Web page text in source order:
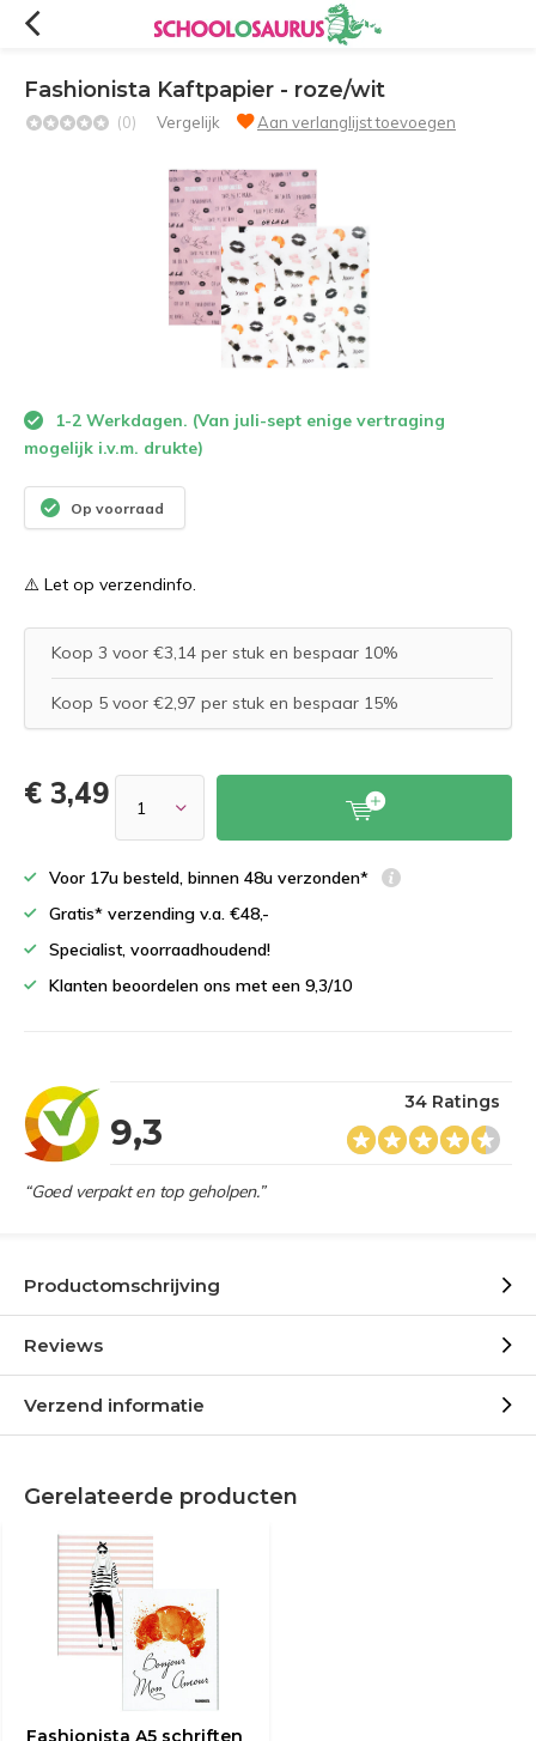
Fashionista Kaftpapier - roze/wit
(0) Vergelijk Aan verlanglijst toevoegen
1-2 Werkdagen. (Van juli-sept enige vertraging
mogelijk i.v.m. drukte)
Op voorraad
⚠️ Let op verzendinfo.
Koop 3 voor €3,14 per stuk en bespaar 10%
Koop 5 voor €2,97 per stuk en bespaar 15%
€ 3,49
Voor 17u besteld, binnen 48u verzonden*
Gratis* verzending v.a. €48,-
Specialist, voorraadhoudend!
Klanten beoordelen ons met een 9,3/10
9,3
34 Ratings
“Goed verpakt en top geholpen.”
Productomschrijving
Reviews
Verzend informatie
Gerelateerde producten
Fashionista A5 schriften